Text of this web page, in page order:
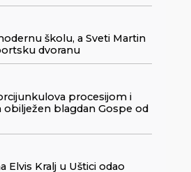
školu, a Sveti Martin
dvoranu
procesijom i
blagdan Gospe od
Elvis Kralj u Uštici odao